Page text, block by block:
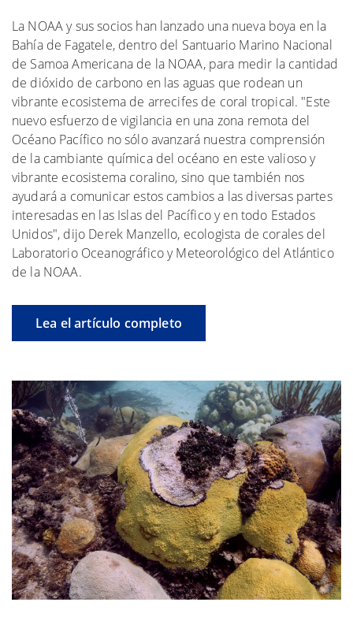
La NOAA y sus socios han lanzado una nueva boya en la
Bahía de Fagatele, dentro del Santuario Marino Nacional
de Samoa Americana de la NOAA, para medir la cantidad
de dióxido de carbono en las aguas que rodean un
vibrante ecosistema de arrecifes de coral tropical. "Este
nuevo esfuerzo de vigilancia en una zona remota del
Océano Pacífico no sólo avanzará nuestra comprensión
de la cambiante química del océano en este valioso y
vibrante ecosistema coralino, sino que también nos
ayudará a comunicar estos cambios a las diversas partes
interesadas en las Islas del Pacífico y en todo Estados
Unidos", dijo Derek Manzello, ecologista de corales del
Laboratorio Oceanográfico y Meteorológico del Atlántico
de la NOAA.
Lea el artículo completo